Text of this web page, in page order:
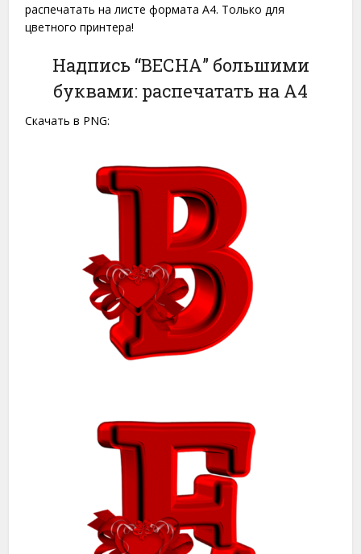
распечатать на листе формата A4. Только для
цветного принтера!
Надпись “ВЕСНА” большими
буквами: распечатать на A4
Скачать в PNG: